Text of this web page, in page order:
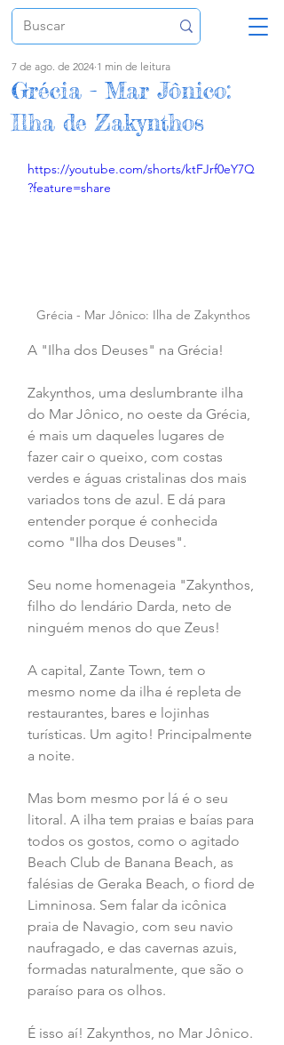
Grécia - Mar Jônico:
Ilha de Zakynthos
7 de ago. de 2024 1 min de leitura
https://youtube.com/shorts/ktFJrf0eY7Q
?feature=share
Grécia - Mar Jônico: Ilha de Zakynthos
A "Ilha dos Deuses" na Grécia!
Zakynthos, uma deslumbrante ilha
do Mar Jônico, no oeste da Grécia,
é mais um daqueles lugares de
fazer cair o queixo, com costas
verdes e águas cristalinas dos mais
variados tons de azul. E dá para
entender porque é conhecida
como "Ilha dos Deuses".
Seu nome homenageia "Zakynthos,
filho do lendário Darda, neto de
ninguém menos do que Zeus!
A capital, Zante Town, tem o
mesmo nome da ilha é repleta de
restaurantes, bares e lojinhas
turísticas. Um agito! Principalmente
a noite.
Mas bom mesmo por lá é o seu
litoral. A ilha tem praias e baías para
todos os gostos, como o agitado
Beach Club de Banana Beach, as
falésias de Geraka Beach, o fiord de
Limninosa. Sem falar da icônica
praia de Navagio, com seu navio
naufragado, e das cavernas azuis,
formadas naturalmente, que são o
paraíso para os olhos.
É isso aí! Zakynthos, no Mar Jônico.